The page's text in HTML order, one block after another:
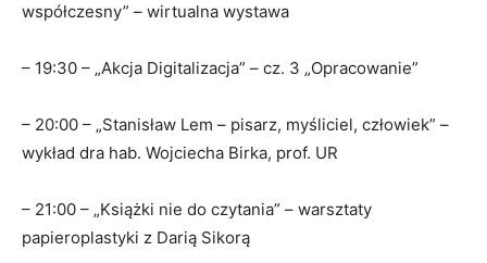
współczesny” – wirtualna wystawa
– 19:30 – „Akcja Digitalizacja” – cz. 3 „Opracowanie”
– 20:00 – „Stanisław Lem – pisarz, myśliciel, człowiek” –
wykład dra hab. Wojciecha Birka, prof. UR
– 21:00 – „Książki nie do czytania” – warsztaty
papieroplastyki z Darią Sikorą